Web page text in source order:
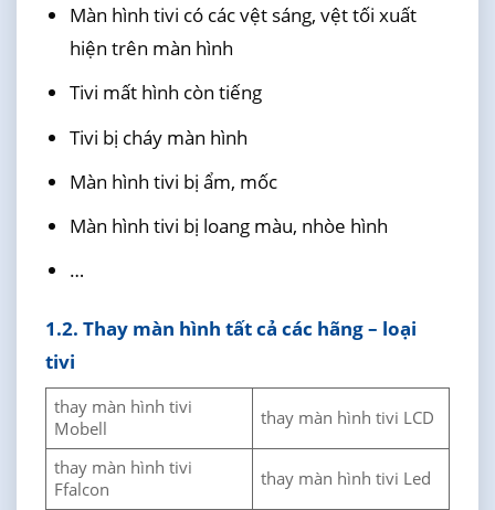
Màn hình tivi có các vệt sáng, vệt tối xuất
hiện trên màn hình
Tivi mất hình còn tiếng
Tivi bị cháy màn hình
Màn hình tivi bị ẩm, mốc
Màn hình tivi bị loang màu, nhòe hình
…
1.2. Thay màn hình tất cả các hãng – loại
tivi
thay màn hình tivi
Mobell
thay màn hình tivi LCD
thay màn hình tivi
Ffalcon
thay màn hình tivi Led